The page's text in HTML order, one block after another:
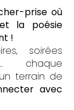
prise où
la poésie
!
soirées
chaque
terrain de
avec